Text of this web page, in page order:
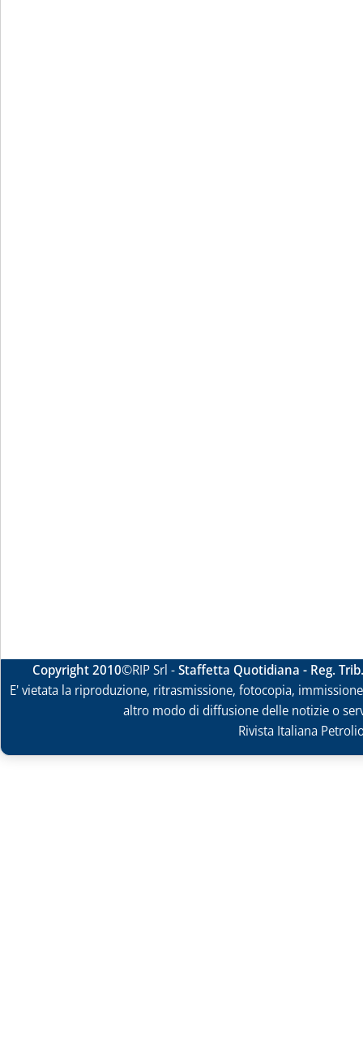
Copyright 2010©RIP Srl -Staffetta Quotidiana - Reg.
E' vietata la riproduzione, ritrasmissione, fotocopia,
altro modo di diffusione delle notizie o
Rivista Italiana